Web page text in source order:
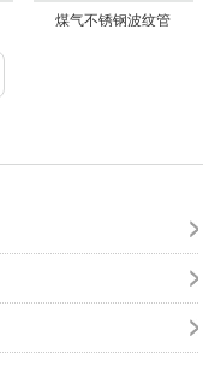
煤气不锈钢波纹管